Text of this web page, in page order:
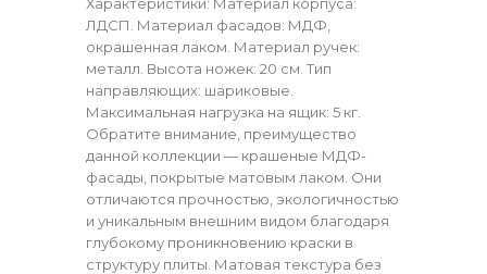
ЛДСП. Материал фасадов: МДФ,
окрашенная лаком. Материал ручек:
металл. Высота ножек: 20 см. Тип
направляющих: шариковые.
Максимальная нагрузка на ящик: 5 кг.
Обратите внимание, преимущество
данной коллекции — крашеные МДФ-
фасады, покрытые матовым лаком. Они
отличаются прочностью, экологичностью
и уникальным внешним видом благодаря
глубокому проникновению краски в
структуру плиты. Матовая текстура без